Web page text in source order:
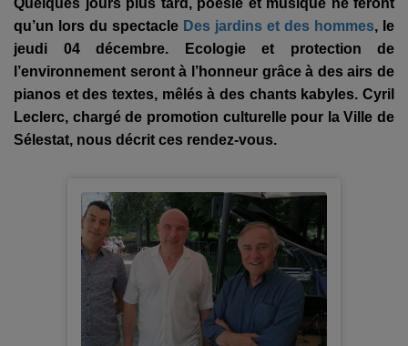
Quelques jours plus tard, poésie et musique ne feront
qu’un lors du spectacle Des jardins et des hommes, le
jeudi 04 décembre. Ecologie et protection de
l’environnement seront à l’honneur grâce à des airs de
pianos et des textes, mêlés à des chants kabyles. Cyril
Leclerc, chargé de promotion culturelle pour la Ville de
Sélestat, nous décrit ces rendez-vous.